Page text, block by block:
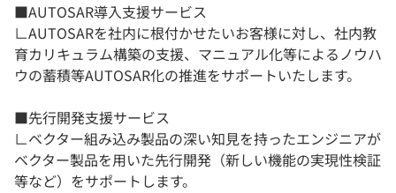
■AUTOSAR導入支援サービス
∟AUTOSARを社内に根付かせたいお客様に対し、社内教
育カリキュラム構築の支援、マニュアル化等によるノウハ
ウの蓄積等AUTOSAR化の推進をサポートいたします。
■先行開発支援サービス
∟ベクター組み込み製品の深い知見を持ったエンジニアが
ベクター製品を用いた先行開発（新しい機能の実現性検証
等など）をサポートします。